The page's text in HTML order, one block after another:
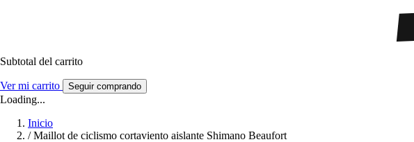
Subtotal del carrito
Ver mi carrito Seguir comprando
Loading...
Inicio
/ Maillot de ciclismo cortaviento aislante Shimano Beaufort